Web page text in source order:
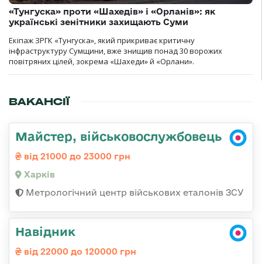
«Тунгуска» проти «Шахедів» і «Орланів»: як
українські зенітники захищають Суми
Екіпаж ЗРГК «Тунгуска», який прикриває критичну
інфраструктуру Сумщини, вже знищив понад 30 ворожих
повітряних цілей, зокрема «Шахеди» й «Орлани».
ВАКАНСІЇ
Майстер, військовослужбовець
від 21000 до 23000 грн
Харків
Метрологічний центр військових еталонів ЗСУ
Навідник
від 22000 до 120000 грн